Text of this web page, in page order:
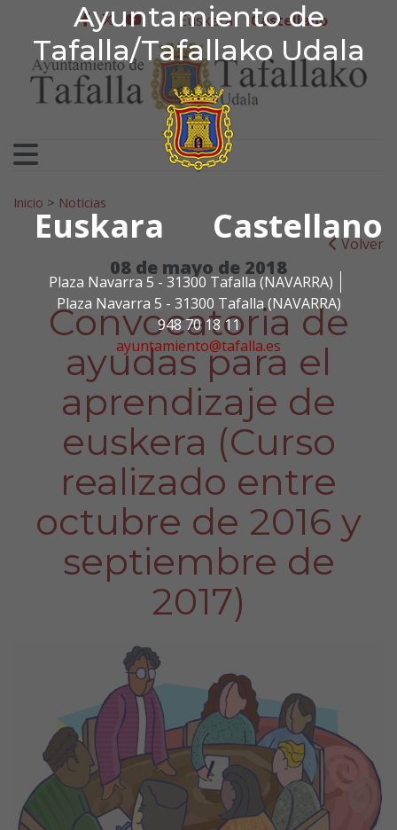
Ayuntamiento de
Tafalla/Tafallako Udala
Euskara Castellano
Plaza Navarra 5 - 31300 Tafalla (NAVARRA)
Plaza Navarra 5 - 31300 Tafalla (NAVARRA)
948 70 18 11
ayuntamiento@tafalla.es
Ir al contenido
Ayuntamiento de
facebook
twitter
youtube
Euskera Castellano
Search for:
Inicio > Noticias
Volver
08 de mayo de 2018
Convocatoria de
ayudas para el
aprendizaje de
euskera (Curso
realizado entre
octubre de 2016 y
septiembre de
2017)